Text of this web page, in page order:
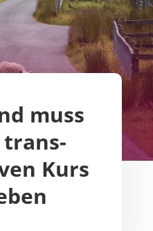
muss
Kurs